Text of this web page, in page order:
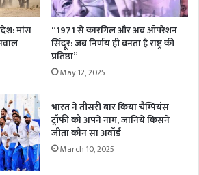
मांस
“1971 से कारगिल और अब ऑपरेशन
सिंदूर: जब निर्णय ही बनता है राष्ट्र की
प्रतिष्ठा”
May 12, 2025
भारत ने तीसरी बार किया चैम्पियंस
ट्रॉफी को अपने नाम, जानिये किसने
जीता कौन सा अवॉर्ड
March 10, 2025